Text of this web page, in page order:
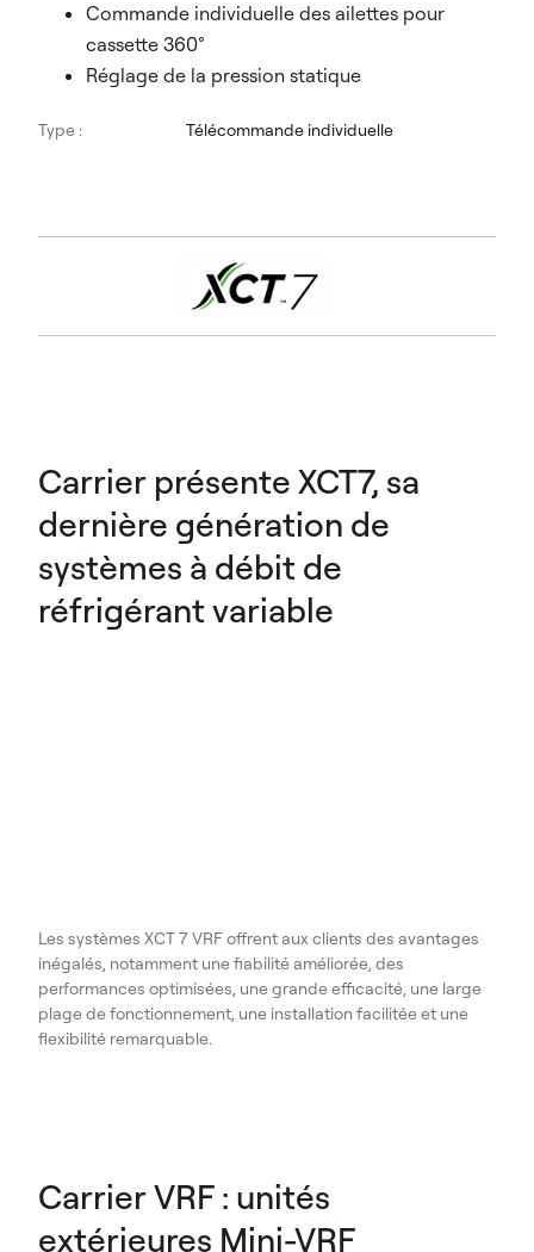
Commande individuelle des ailettes pour
cassette 360°
Réglage de la pression statique
Type : Télécommande individuelle
Carrier présente XCT7, sa
dernière génération de
systèmes à débit de
réfrigérant variable
Les systèmes XCT 7 VRF offrent aux clients des avantages
inégalés, notamment une fiabilité améliorée, des
performances optimisées, une grande efficacité, une large
plage de fonctionnement, une installation facilitée et une
flexibilité remarquable.
Carrier VRF : unités
extérieures Mini-VRF